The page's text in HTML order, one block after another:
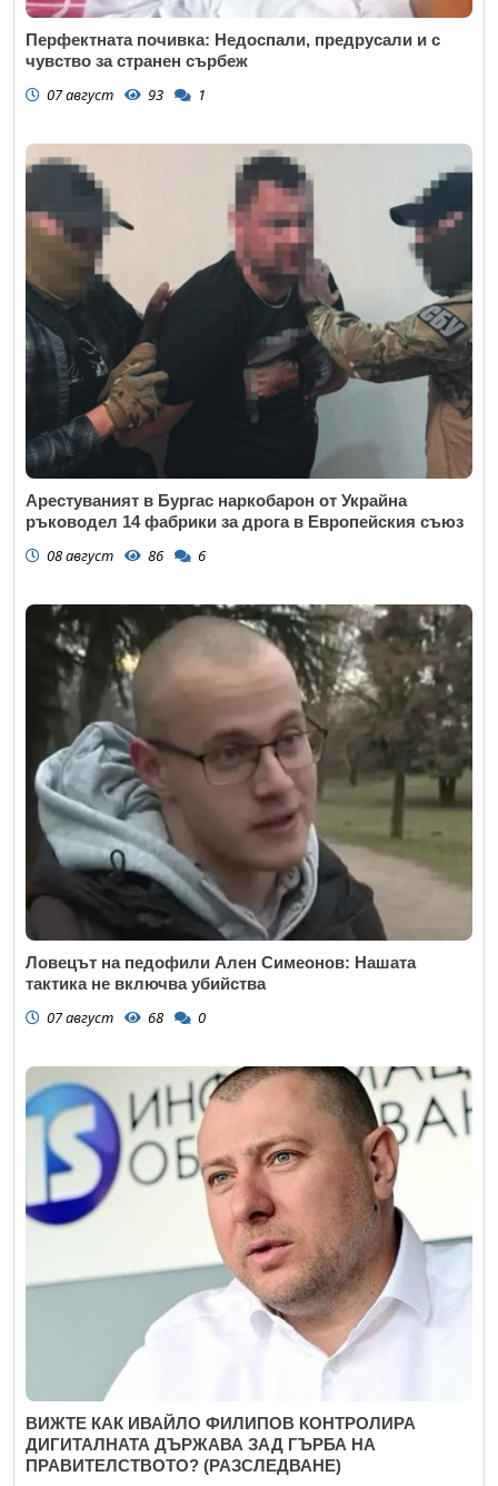
Перфектната почивка: Недоспали, предрусали и с
чувство за странен сърбеж
07 август 93 1
Арестуваният в Бургас наркобарон от Украйна
ръководел 14 фабрики за дрога в Европейския съюз
08 август 86 6
Ловецът на педофили Ален Симеонов: Нашата
тактика не включва убийства
07 август 68 0
ВИЖТЕ КАК ИВАЙЛО ФИЛИПОВ КОНТРОЛИРА
ДИГИТАЛНАТА ДЪРЖАВА ЗАД ГЪРБА НА
ПРАВИТЕЛСТВОТО? (РАЗСЛЕДВАНЕ)